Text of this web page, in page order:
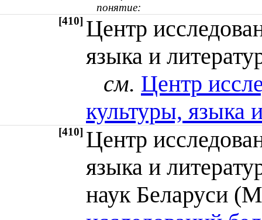
понятие:
[410] Центр
языка и
см. Центр
культуры, языка
[410] Центр
языка и
наук Беларуси